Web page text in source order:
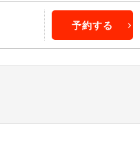
予約する